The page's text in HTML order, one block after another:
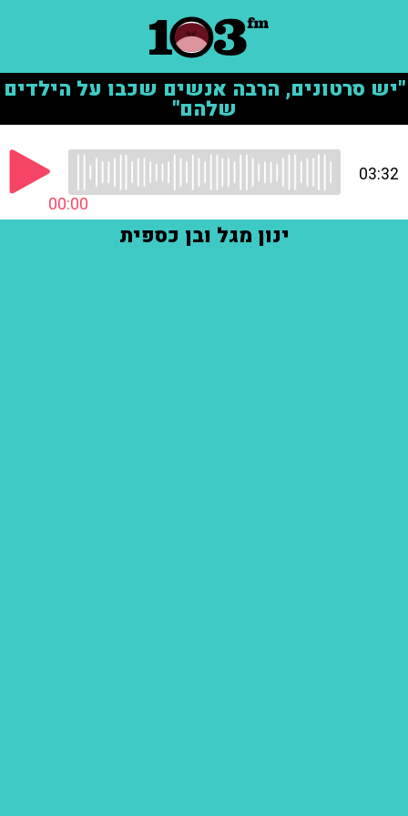
"יש סרטונים, הרבה אנשים שכבו על הילדים
שלהם"
00:00
03:32
ינון מגל ובן כספית